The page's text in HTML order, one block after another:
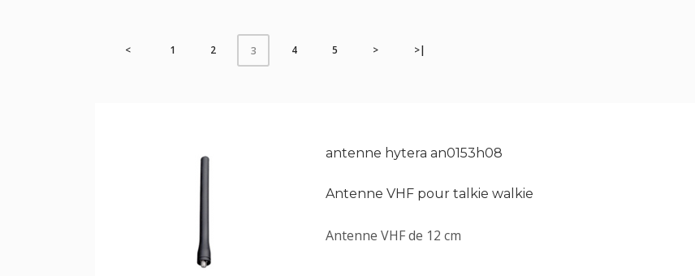
< 1 2 3 4 5 > >|
antenne hytera an0153h08
Antenne VHF pour talkie walkie
Antenne VHF de 12 cm